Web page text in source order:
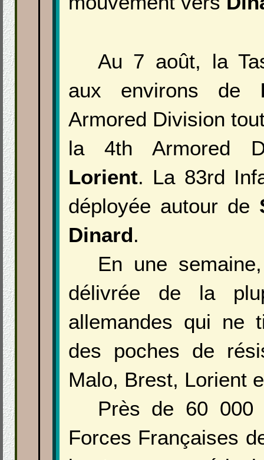
Au 7 août, la
aux environs de
Armored Division
la 4th Armored
Lorient. La 83rd
déployée autour de
Dinard.
En une
délivrée de la
allemandes qui ne
des poches de
Malo, Brest, Lorient
Près de 60 000
Forces Françaises